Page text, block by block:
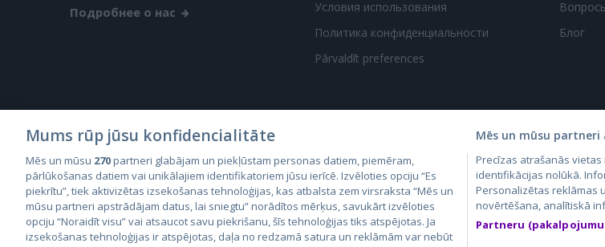
Подробнее о нас
Условия использования
Политика конфиденциальности
Pārvaldīt preferences
Блог
City24.lv
City24.ee
GetaPro.lv
GetaPro.ee
Skelbiu.lt
Autoplius.lt
Mums rūp jūsu konfidencialitāte
Mēs un mūsu 270partneri glabājam un piekļūstam personas datiem, piemēram,
pārlūkošanas datiem vai unikālajiem identifikatoriem jūsu ierīcē. Izvēloties opciju “Es
piekrītu”, tiek aktivizētas izsekošanas tehnoloģijas, kas atbalsta zem virsraksta “Mēs un
mūsu partneri apstrādājam datus, lai sniegtu” norādītos mērķus, savukārt izvēloties
opciju “Noraidīt visu” vai atsaucot savu piekrišanu, šīs tehnoloģijas tiks atspējotas. Ja
izsekošanas tehnoloģijas ir atspējotas, daļa no redzamā satura un reklāmām var nebūt
Mēs un mūsu
Precīzas atrašanās
identifikācijas nolūkā.
Personalizētas reklāmas
novērtēšana, analītiskā
Partneru